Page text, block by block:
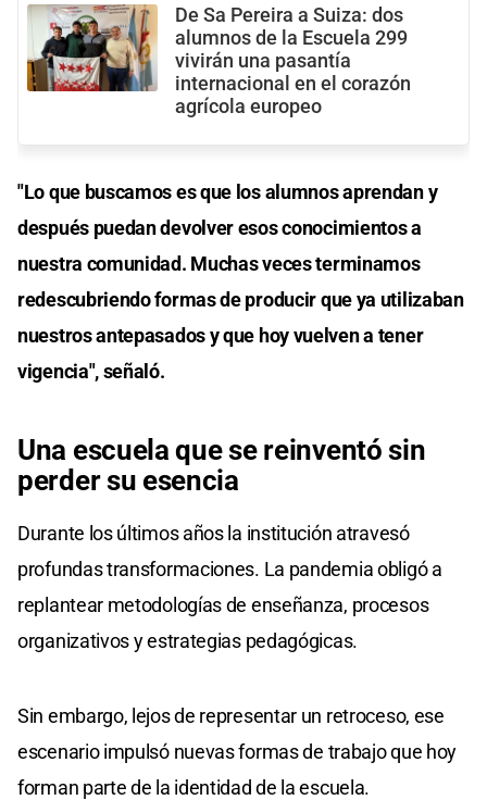
De Sa Pereira a Suiza: dos
alumnos de la Escuela 299
vivirán una pasantía
internacional en el corazón
agrícola europeo
"Lo que buscamos es que los alumnos aprendan y
después puedan devolver esos conocimientos a
nuestra comunidad. Muchas veces terminamos
redescubriendo formas de producir que ya utilizaban
nuestros antepasados y que hoy vuelven a tener
vigencia", señaló.
Una escuela que se reinventó sin
perder su esencia
Durante los últimos años la institución atravesó
profundas transformaciones. La pandemia obligó a
replantear metodologías de enseñanza, procesos
organizativos y estrategias pedagógicas.
Sin embargo, lejos de representar un retroceso, ese
escenario impulsó nuevas formas de trabajo que hoy
forman parte de la identidad de la escuela.